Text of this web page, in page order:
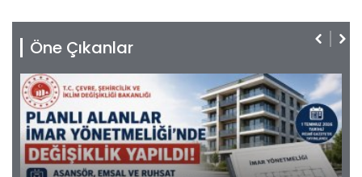
Öne Çıkanlar